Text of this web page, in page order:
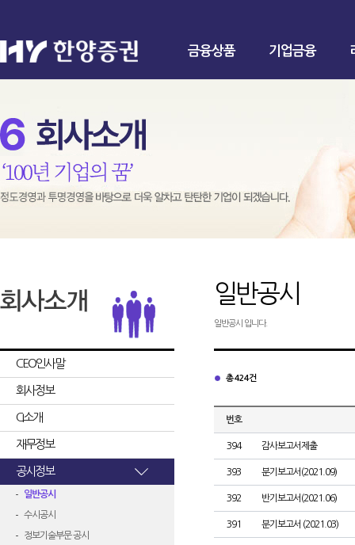
금융상품 기업금융
CEO인사말
회사정보
CI소개
재무정보
공시정보
일반공시
수시공시
정보기술부문 공시
일반공시
일반공시 입니다.
총 424건
번호
394 감사보고서제출
393 분기보고서(2021.09)
392 반기보고서(2021.06)
391 분기보고서 (2021.03)